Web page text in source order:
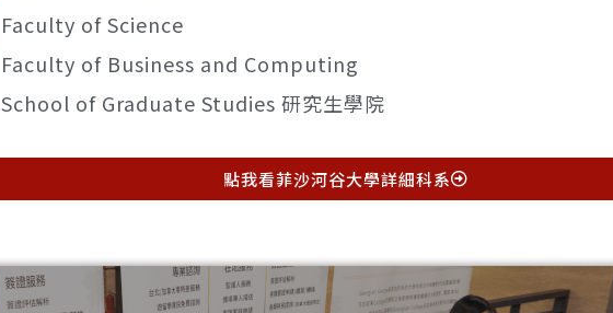
Faculty of Science
Faculty of Business and Computing
School of Graduate Studies 研究生學院
點我看菲沙河谷大學詳細科系